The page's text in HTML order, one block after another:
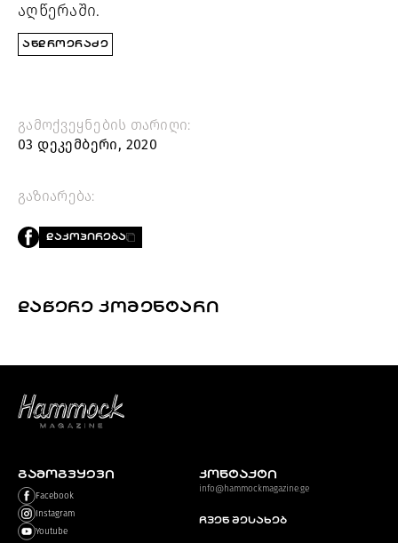
აღწერაში.
ᲐᲜᲓᲠᲝᲔᲠᲐᲫᲔ
გამოქვეყნების თარიღი:
03 დეკემბერი, 2020
გაზიარება:
ᲓᲐᲙᲝᲞᲘᲠᲔᲑᲐ
ᲓᲐᲬᲔᲠᲔ ᲙᲝᲛᲔᲜᲢᲐᲠᲘ
ᲒᲐᲛᲝᲒᲕᲧᲔᲕᲘ
Facebook
Instagram
Youtube
კონტაქტი
info@hammockmagazine.ge
ჩვენ შესახებ